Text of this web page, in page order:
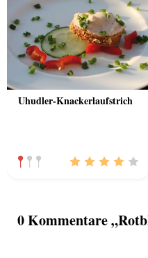
Uhudler-Knackerlaufstrich
0 Kommentare